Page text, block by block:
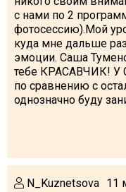
с нами по 2
фотосессию).Мой
куда мне дальше
эмоции. Саша
тебе КРАСАВЧИК! У
по сравнению с
однозначно буду
N_Kuznetsova 11